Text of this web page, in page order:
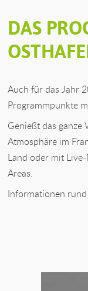
DAS
Auch für das Jahr
Programmpunkte
Genießt das ganze
Atmosphäre im
Land oder mit
Areas.
Informationen